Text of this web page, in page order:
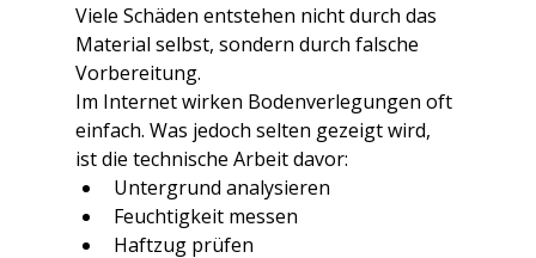
Viele Schäden entstehen nicht durch das
Material selbst, sondern durch falsche
Vorbereitung.
Im Internet wirken Bodenverlegungen oft
einfach. Was jedoch selten gezeigt wird,
ist die technische Arbeit davor:
Untergrund analysieren
Feuchtigkeit messen
Haftzug prüfen